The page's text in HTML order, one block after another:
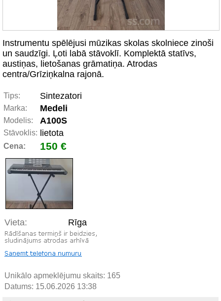
Instrumentu spēlējusi mūzikas skolas skolniece zinoši
un saudzīgi. Ļoti labā stāvoklī. Komplektā statīvs,
austiņas, lietošanas grāmatiņa. Atrodas
centra/Grīziņkalna rajonā.
Tips: Sintezatori
Marka: Medeli
Modelis: A100S
Stāvoklis: lietota
Cena: 150 €
Vieta: Rīga
Unikālo apmeklējumu skaits: 165
Datums: 15.06.2026 13:38